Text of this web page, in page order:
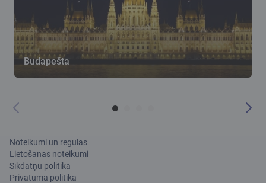
Budapešta
Noteikumi un regulas
Lietošanas noteikumi
Sīkdatņu politika
Privātuma politika